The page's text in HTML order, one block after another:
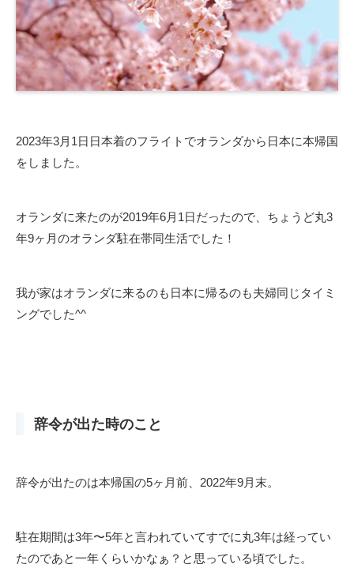
2023年3月1日日本着のフライトでオランダから日本に本帰国
をしました。
オランダに来たのが2019年6月1日だったので、ちょうど丸3
年9ヶ月のオランダ駐在帯同生活でした！
我が家はオランダに来るのも日本に帰るのも夫婦同じタイミ
ングでした^^
辞令が出た時のこと
辞令が出たのは本帰国の5ヶ月前、2022年9月末。
駐在期間は3年〜5年と言われていてすでに丸3年は経ってい
たのであと一年くらいかなぁ？と思っている頃でした。